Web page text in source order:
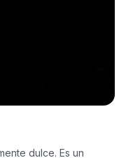
dulce. Es un